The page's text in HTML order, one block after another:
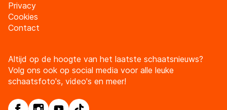
Privacy
Cookies
Contact
Altijd op de hoogte van het laatste schaatsnieuws?
Volg ons ook op social media voor alle leuke
schaatsfoto's, video's en meer!